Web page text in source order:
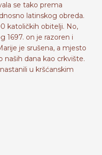
se tako prema
latinskog obreda.
katoličkih obitelji. No,
1697. on je razoren i
je srušena, a mjesto
naših dana kao crkvište.
u kršćanskim